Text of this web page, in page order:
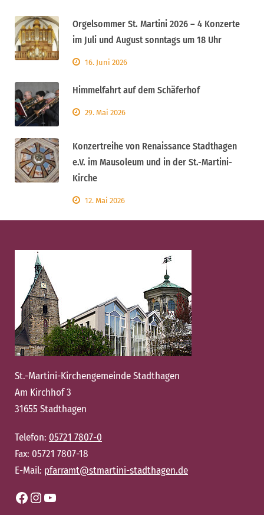
Orgelsommer St. Martini 2026 – 4 Konzerte
im Juli und August sonntags um 18 Uhr
16. Juni 2026
Himmelfahrt auf dem Schäferhof
29. Mai 2026
Konzertreihe von Renaissance Stadthagen
e.V. im Mausoleum und in der St.-Martini-
Kirche
12. Mai 2026
St.-Martini-Kirchengemeinde Stadthagen
Am Kirchhof 3
31655 Stadthagen
Telefon: 05721 7807-0
Fax: 05721 7807-18
E-Mail: pfarramt@stmartini-stadthagen.de
Facebook Instagram YouTube